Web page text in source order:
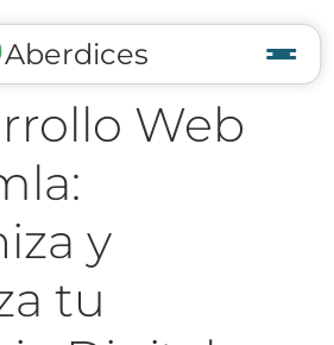
Aberdices
Web
y
tu